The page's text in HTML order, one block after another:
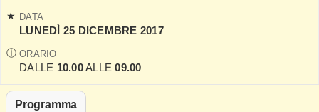
DATA
LUNEDÌ 25 DICEMBRE 2017
ORARIO
DALLE 10.00ALLE09.00
Programma